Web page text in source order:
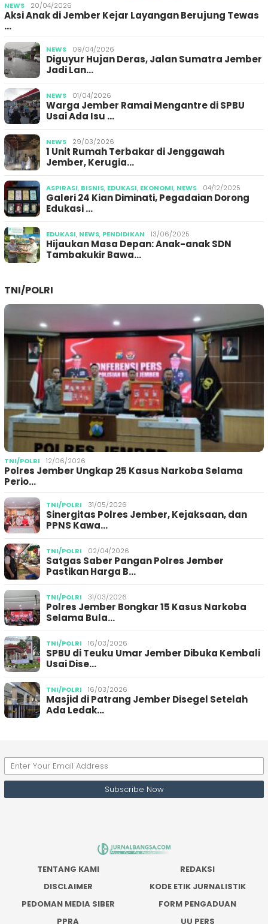
NEWS 20/04/2026
Aksi Anak di Jember Kejar Layangan Berujung Tewas
…
NEWS 09/04/2026
Diguyur Hujan Deras, Jalan Sumatra Jember
Jadi Lan…
NEWS 01/04/2026
Warga Jember Ramai Mengantre di SPBU
Usai Ada Isu …
NEWS 29/03/2026
1 Unit Rumah Terbakar di Jenggawah
Jember, Kerugia…
ASPIRASI, BISNIS, EDUKASI, EKONOMI, NEWS 04/12/2025
Galeri 24 Kian Diminati, Pegadaian Dorong
Edukasi …
EDUKASI, NEWS, PENDIDIKAN 13/06/2025
Hijaukan Masa Depan: Anak-anak SDN
Tambakukir Bawa…
TNI/POLRI
TNI/POLRI 12/06/2026
Polres Jember Ungkap 25 Kasus Narkoba Selama
Perio…
TNI/POLRI 31/05/2026
Sinergitas Polres Jember, Kejaksaan, dan
PPNS Kawa…
TNI/POLRI 02/04/2026
Satgas Saber Pangan Polres Jember
Pastikan Harga B…
TNI/POLRI 31/03/2026
Polres Jember Bongkar 15 Kasus Narkoba
Selama Bula…
TNI/POLRI 16/03/2026
SPBU di Teuku Umar Jember Dibuka Kembali
Usai Dise…
TNI/POLRI 16/03/2026
Masjid di Patrang Jember Disegel Setelah
Ada Ledak…
TENTANG KAMI
REDAKSI
DISCLAIMER
KODE ETIK JURNALISTIK
PEDOMAN MEDIA SIBER
FORM PENGADUAN
PPRA
UU PERS